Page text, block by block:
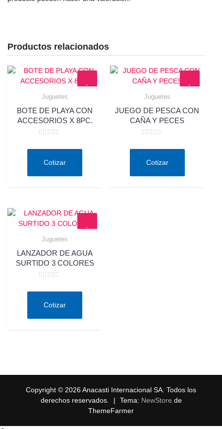
Productos relacionados
Juguetes
BOTE DE PLAYA CON
ACCESORIOS X 8PC.
deCotizar
Juguetes
JUEGO DE PESCA CON
CAÑA Y PECES
deCotizar
Juguetes
LANZADOR DE AGUA
SURTIDO 3 COLORES
deCotizar
Copyright © 2026 Anacasti Internacional SA. Todos los
derechos reservados.
| Tema: NewStore de
ThemeFarmer